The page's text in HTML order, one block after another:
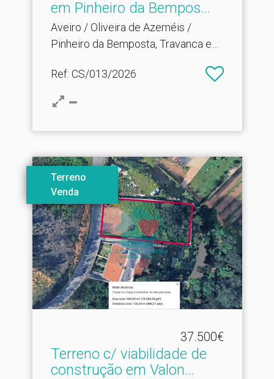
em Pinheiro da Bempos.​..
Aveiro / Oliveira de Azeméis /
Pinheiro da Bemposta, Travanca e
Ref: CS/013/2026
Terreno
Venda
37.500€
Terreno c/ viabilidade de
construção em Valon.​..